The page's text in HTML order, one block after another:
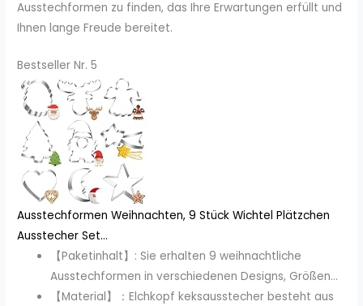
Ausstechformen zu finden, das Ihre Erwartungen erfüllt und
Ihnen lange Freude bereitet.
Bestseller Nr. 5
Ausstechformen Weihnachten, 9 Stück Wichtel Plätzchen
Ausstecher Set...
【Paketinhalt】: Sie erhalten 9 weihnachtliche
Ausstechformen in verschiedenen Designs, Größen...
【Material】：Elchkopf keksausstecher besteht aus